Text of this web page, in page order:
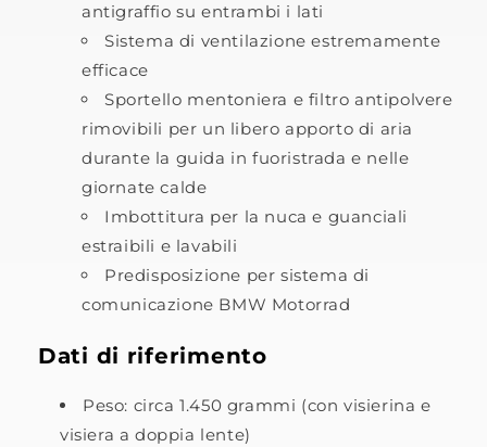
antigraffio su entrambi i lati
Sistema di ventilazione estremamente
efficace
Sportello mentoniera e filtro antipolvere
rimovibili per un libero apporto di aria
durante la guida in fuoristrada e nelle
giornate calde
Imbottitura per la nuca e guanciali
estraibili e lavabili
Predisposizione per sistema di
comunicazione BMW Motorrad
Dati di riferimento
Peso: circa 1.450 grammi (con visierina e
visiera a doppia lente)